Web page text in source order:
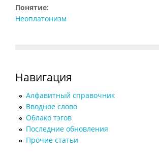
Понятие:
Неоплатонизм
Навигация
Алфавитный справочник
Вводное слово
Облако тэгов
Последние обновления
Прочие статьи